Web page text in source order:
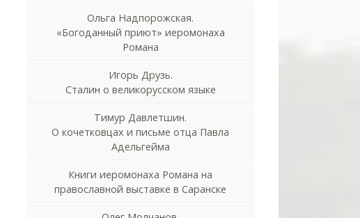
Ольга Надпорожская.
«Богоданный приют» иеромонаха
Романа
Игорь Друзь.
Сталин о великорусском языке
Тимур Давлетшин.
О кочетковцах и письме отца Павла
Адельгейма
Книги иеромонаха Романа на
православной выставке в Саранске